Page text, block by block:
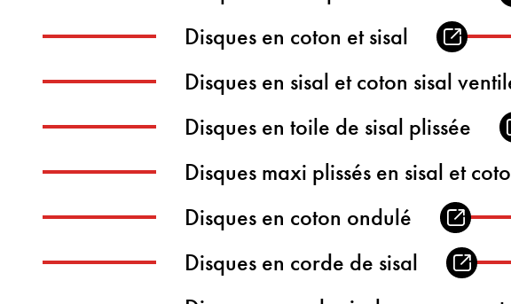
Disques en coton et sisal
Disques en sisal et coton sisal
Disques en toile de sisal plissée
Disques maxi plissés en sisal et
Disques en coton ondulé
Disques en corde de sisal